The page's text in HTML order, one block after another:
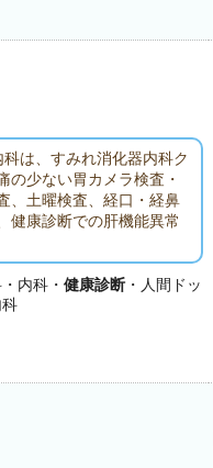
は、すみれ消化器内科ク
の少ない胃カメラ検査・
、土曜検査、経口・経鼻
健康診断での肝機能異常
内科・健康診断 ・人間ドッ